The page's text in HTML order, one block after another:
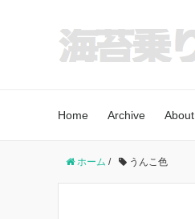
Home Archive About
ホーム / うんこ色